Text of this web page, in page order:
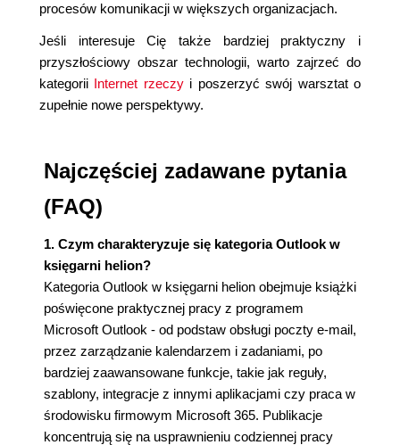
procesów komunikacji w większych organizacjach.
Jeśli interesuje Cię także bardziej praktyczny i
przyszłościowy obszar technologii, warto zajrzeć do
kategorii Internet rzeczyi poszerzyć swój warsztat o
zupełnie nowe perspektywy.
Najczęściej zadawane pytania
(FAQ)
1. Czym charakteryzuje się kategoria Outlook w
księgarni helion?
Kategoria Outlook w księgarni helion obejmuje książki
poświęcone praktycznej pracy z programem
Microsoft Outlook - od podstaw obsługi poczty e-mail,
przez zarządzanie kalendarzem i zadaniami, po
bardziej zaawansowane funkcje, takie jak reguły,
szablony, integracje z innymi aplikacjami czy praca w
środowisku firmowym Microsoft 365. Publikacje
koncentrują się na usprawnieniu codziennej pracy